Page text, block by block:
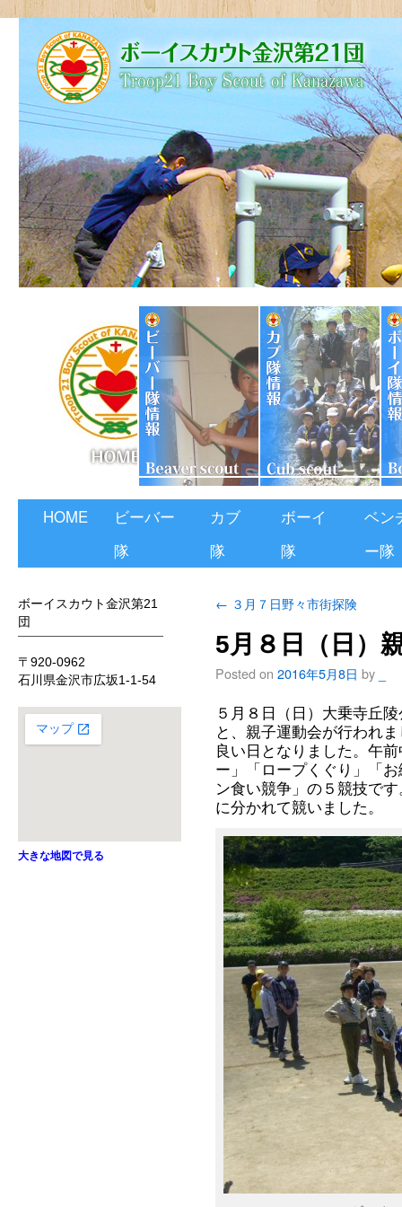
HOME
ビーバー
隊
カブ
隊
ボーイ
隊
ベン
ー隊
ボーイスカウト金沢第21
団
〒920-0962
石川県金沢市広坂1-1-54
大きな地図で見る
← ３月７日野々市街探険
5月８日（日）
Posted on 2016年5月8日 by
５月８日（日）大乗寺丘
と、親子運動会が行われ
良い日となりました。午
ー」「ロープくぐり」「
ン食い競争」の５競技で
に分かれて競いました。